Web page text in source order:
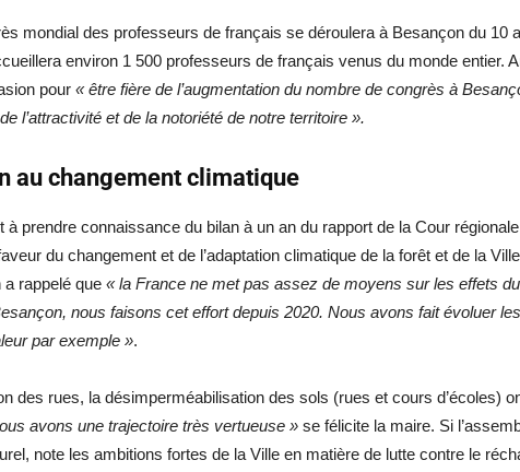
mondial des professeurs de français se déroulera à Besançon du 10
environ 1 500 professeurs de français venus du monde entier.
pour « être fière de l’augmentation du nombre de congrès à
l’attractivité et de la notoriété de notre territoire ».
au changement climatique
à prendre connaissance du bilan à un an du rapport de la Cour
du changement et de l’adaptation climatique de la forêt et de la
rappelé que « la France ne met pas assez de moyens sur les effets
nous faisons cet effort depuis 2020. Nous avons fait évoluer
par exemple ».
des rues, la désimperméabilisation des sols (rues et cours d’écoles)
avons une trajectoire très vertueuse » se félicite la maire. Si
note les ambitions fortes de la Ville en matière de lutte contre le